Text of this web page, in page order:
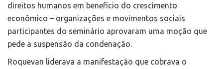
direitos humanos em benefício do crescimento
econômico – organizações e movimentos sociais
participantes do seminário aprovaram uma moção que
pede a suspensão da condenação.
Roquevan liderava a manifestação que cobrava o